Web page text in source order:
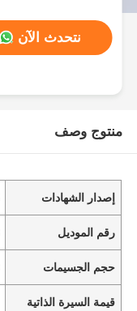
نتحدث الآن
منتوج وصف
إصدار الشهادات
رقم الموديل
حجم الجسيمات
قيمة السيرة الذاتية